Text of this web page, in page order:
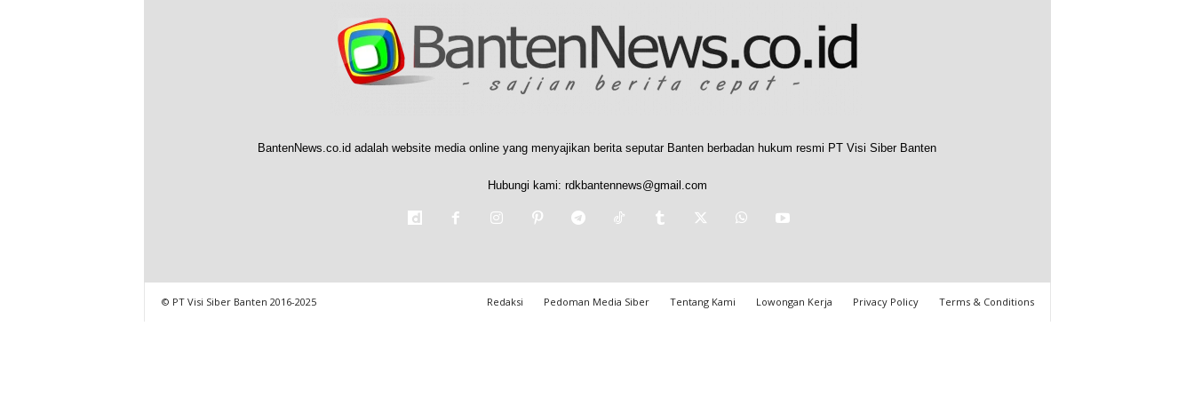
BantenNews.co.id adalah website media online yang menyajikan berita seputar Banten berbadan hukum resmi PT Visi Siber Banten
Hubungi kami: rdkbantennews@gmail.com
Redaksi Pedoman Media Siber Tentang Kami Lowongan Kerja Privacy Policy Terms & Conditions
© PT Visi Siber Banten 2016-2025